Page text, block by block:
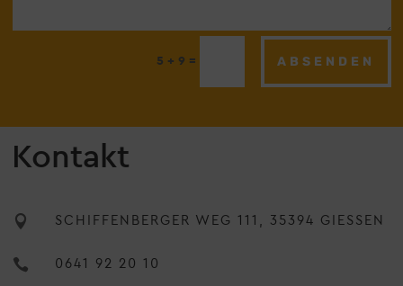
5 + 9 = ABSENDEN
Kontakt
 SCHIFFENBERGER WEG 111, 35394 GIESSEN
 0641 92 20 10